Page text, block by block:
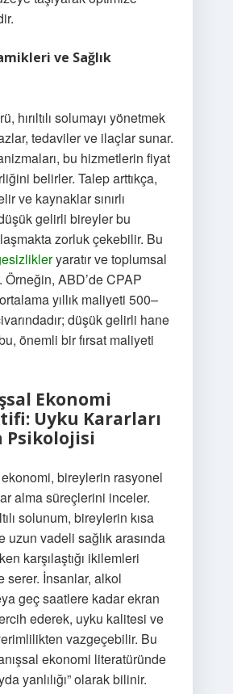
ve Sağlık
hırıltılı solumayı yönetmek
tedaviler ve ilaçlar sunar.
bu hizmetlerin fiyat
belirler. Talep arttıkça,
ve kaynaklar sınırlı
gelirli bireyler bu
zorluk çekebilir. Bu
yaratır ve toplumsal
Örneğin, ABD’de CPAP
yıllık maliyeti 500–
düşük gelirli hane
önemli bir fırsat maliyeti
Ekonomi
Uyku Kararları
Psikolojisi
bireylerin rasyonel
alma süreçlerini inceler.
solunum, bireylerin kısa
uzun vadeli sağlık arasında
karşılaştığı ikilemleri
serer. İnsanlar, alkol
geç saatlere kadar ekran
ederek, uyku kalitesi ve
vazgeçebilir. Bu
ekonomi literatüründe
yanlılığı” olarak bilinir.